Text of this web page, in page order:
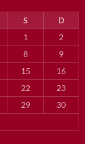
S
D
1
2
8
9
15
16
22
23
29
30